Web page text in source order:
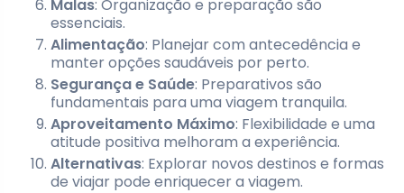
Malas: Organização e preparação são
essenciais.
Alimentação: Planejar com antecedência e
manter opções saudáveis por perto.
Segurança e Saúde: Preparativos são
fundamentais para uma viagem tranquila.
Aproveitamento Máximo: Flexibilidade e uma
atitude positiva melhoram a experiência.
Alternativas: Explorar novos destinos e formas
de viajar pode enriquecer a viagem.